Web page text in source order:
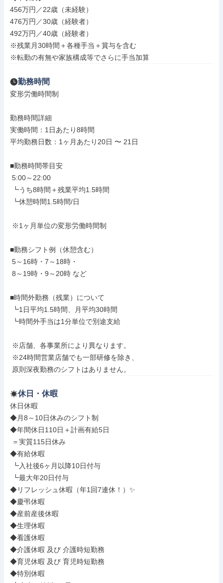
456万円／22歳（未経験）
476万円／30歳（経験者）
492万円／40歳（経験者）
※残業月30時間＋各種手当＋賞与を含む
※転勤の有無や家族構成等でさらに手当加算
勤務時間
変形労働時間制
勤務時間詳細
実働時間：1日あたり8時間
平均勤務日数：1ヶ月あたり20日 〜 21日
■勤務時間帯目安
■勤務シフト例（休憩含む）
■時間外勤務（残業）について
原則深夜勤務のシフトはありません。
休日・休暇
休日休暇
◆月8～10日休みのシフト制
◆年間休日110日＋計画有給5日
◆有給休暇
◆リフレッシュ休暇（年1回7連休！）✨
◆慶弔休暇
◆産前産後休暇
◆生理休暇
◆看護休暇
◆介護休暇 及び 介護時短勤務
◆育児休暇 及び 育児時短勤務
◆特別休暇